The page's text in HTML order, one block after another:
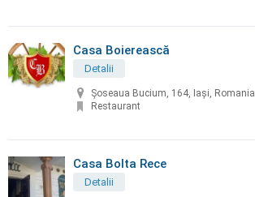
Casa Boierească
Detalii
Șoseaua Bucium, 164, Iași, Romania
Restaurant
Casa Bolta Rece
Detalii